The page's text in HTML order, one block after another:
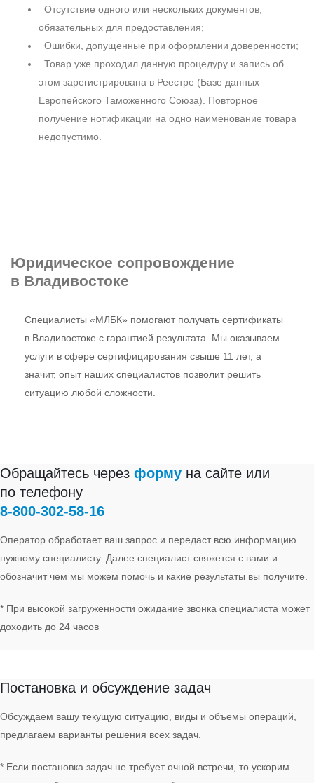
Отсутствие одного или нескольких документов,
обязательных для предоставления;
Ошибки, допущенные при оформлении доверенности;
Товар уже проходил данную процедуру и запись об
этом зарегистрирована в Реестре (Базе данных
Европейского Таможенного Союза). Повторное
получение нотификации на одно наименование товара
недопустимо.
Юридическое сопровождение
в Владивостоке
Специалисты «МЛБК» помогают получать сертификаты
в Владивостоке с гарантией результата. Мы оказываем
услуги в сфере сертифицирования свыше 11 лет, а
значит, опыт наших специалистов позволит решить
ситуацию любой сложности.
Обращайтесь через форму на сайте или
по телефону
8‑800‑302‑58‑16
Оператор обработает ваш запрос и передаст всю информацию
нужному специалисту. Далее специалист свяжется с вами и
обозначит чем мы можем помочь и какие результаты вы получите.
* При высокой загруженности ожидание звонка специалиста может
доходить до 24 часов
Постановка и обсуждение задач
Обсуждаем вашу текущую ситуацию, виды и объемы операций,
предлагаем варианты решения всех задач.
* Если постановка задач не требует очной встречи, то ускорим